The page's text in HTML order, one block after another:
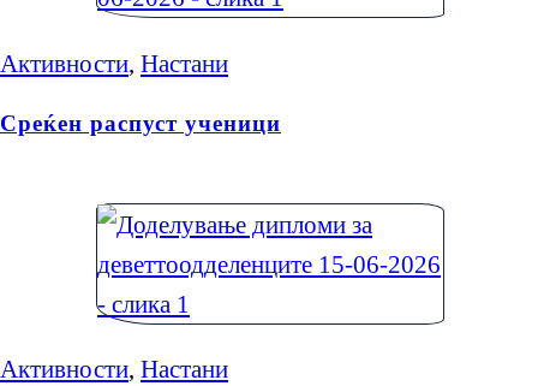
Активности Настани
Среќен распуст ученици
Активности, Настани